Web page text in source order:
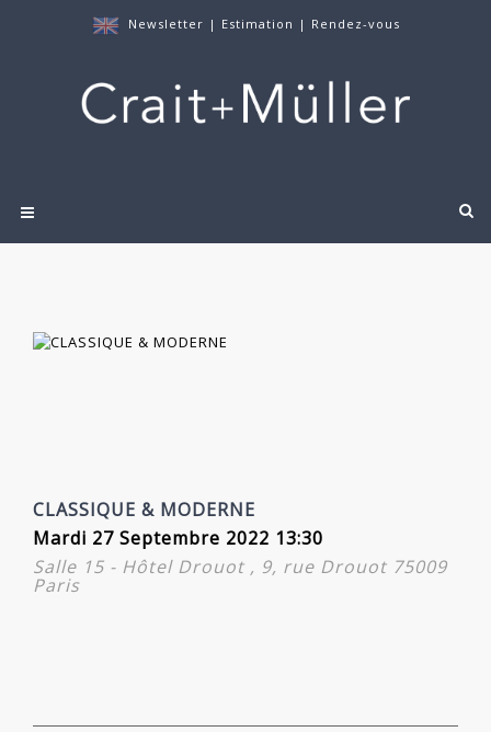
Newsletter | Estimation | Rendez-vous
CLASSIQUE & MODERNE
Mardi 27 Septembre 2022 13:30
Salle 15 - Hôtel Drouot , 9, rue Drouot 75009
Paris